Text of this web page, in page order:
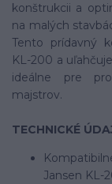
konštrukcii a
na malých
Tento prídavný
KL-200 a
ideálne pre
majstrov.
TECHNICKÉ
Jansen KL-